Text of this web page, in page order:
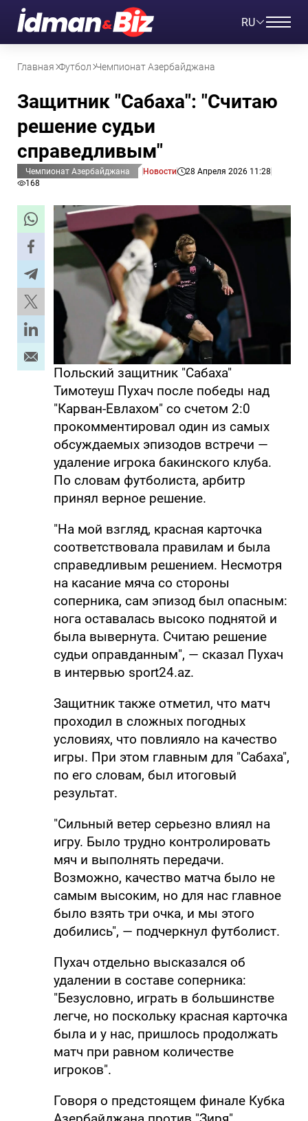
RU
Главная Футбол Чемпионат Азербайджана
Защитник "Сабаха": "Считаю
решение судьи
справедливым"
Чемпионат Азербайджана Новости
28 Апреля 2026 11:28
168
Польский защитник "Сабаха"
Тимотеуш Пухач после победы над
"Карван-Евлахом" со счетом 2:0
прокомментировал один из самых
обсуждаемых эпизодов встречи —
удаление игрока бакинского клуба.
По словам футболиста, арбитр
принял верное решение.
"На мой взгляд, красная карточка
соответствовала правилам и была
справедливым решением. Несмотря
на касание мяча со стороны
соперника, сам эпизод был опасным:
нога оставалась высоко поднятой и
была вывернута. Считаю решение
судьи оправданным", — сказал Пухач
в интервью sport24.az.
Защитник также отметил, что матч
проходил в сложных погодных
условиях, что повлияло на качество
игры. При этом главным для "Сабаха",
по его словам, был итоговый
результат.
"Сильный ветер серьезно влиял на
игру. Было трудно контролировать
мяч и выполнять передачи.
Возможно, качество матча было не
самым высоким, но для нас главное
было взять три очка, и мы этого
добились", — подчеркнул футболист.
Пухач отдельно высказался об
удалении в составе соперника:
"Безусловно, играть в большинстве
легче, но поскольку красная карточка
была и у нас, пришлось продолжать
матч при равном количестве
игроков".
Говоря о предстоящем финале Кубка